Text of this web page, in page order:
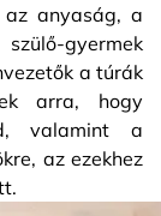
az anyaság, a
gyermek
a túrák
arra, hogy
valamint a
az ezekhez